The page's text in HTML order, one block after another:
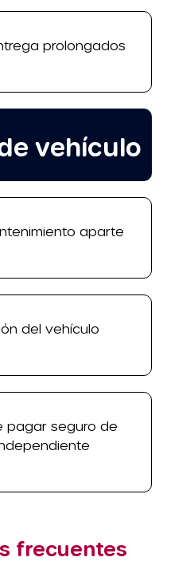
vehículo
aparte
del vehículo
prolongados
pagar seguro de
frecuentes